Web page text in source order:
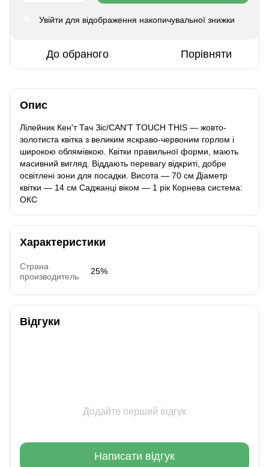
Увійти для відображення накопичувальної знижки
До обраного Порівняти
Опис
Лілейник Кен'т Тач Зіс/CAN'T TOUCH THIS — жовто-
золотиста квітка з великим яскраво-червоним горлом і
широкою облямівкою. Квітки правильної форми, мають
масивний вигляд. Віддають перевагу відкриті, добре
освітлені зони для посадки. Висота — 70 см Діаметр
квітки — 14 см Саджанці віком — 1 рік Корнева система:
ОКС
Характеристики
Страна
производитель
25%
Відгуки
Додайте перший відгук
Написати відгук